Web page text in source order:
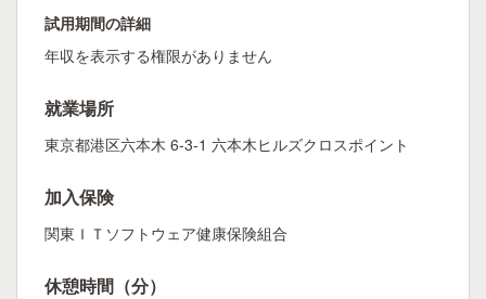
試用期間の詳細
年収を表示する権限がありません
就業場所
東京都港区六本木 6-3-1 六本木ヒルズクロスポイント
加入保険
関東ＩＴソフトウェア健康保険組合
休憩時間（分）